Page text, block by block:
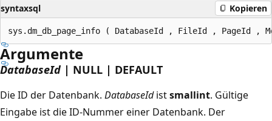
syntaxsql Kopieren
Argumente
DatabaseId | NULL | DEFAULT
Die ID der Datenbank. DatabaseIdistsmallint. Gültige
Eingabe ist die ID-Nummer einer Datenbank. Der